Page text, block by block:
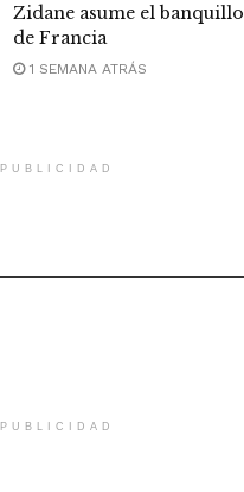
Zidane asume el banquillo
de Francia
1 SEMANA ATRÁS
PUBLICIDAD
PUBLICIDAD